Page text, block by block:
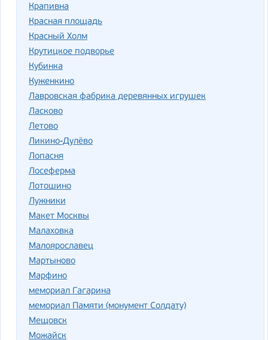
Крапивна
Красная площадь
Красный Холм
Крутицкое подворье
Кубинка
Куженкино
Лавровская фабрика деревянных игрушек
Ласково
Летово
Ликино-Дулёво
Лопасня
Лосеферма
Лотошино
Лужники
Макет Москвы
Малаховка
Малоярославец
Мартыново
Марфино
мемориал Гагарина
мемориал Памяти (монумент Солдату)
Мещовск
Можайск